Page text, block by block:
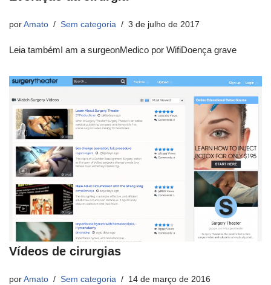
por Amato Sem categoria 3 de julho de 2017
Leia tambémI am a surgeonMedico por WifiDoença grave
Vídeos de cirurgias
por Amato Sem categoria 14 de março de 2016